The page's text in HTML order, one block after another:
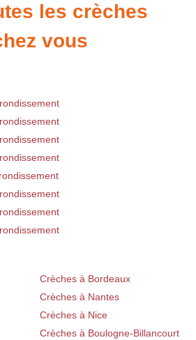
les crèches
vous
Crèches à Bordeaux
Crèches à Nantes
Crèches à Nice
Crèches à Boulogne-Billancourt